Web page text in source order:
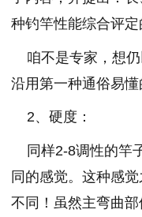
种钓竿性能综合评定
咱不是专家，想仍
沿用第一种通俗易懂
2、硬度：
同样2-8调性的竿
同的感觉。这种感
不同！虽然主弯曲